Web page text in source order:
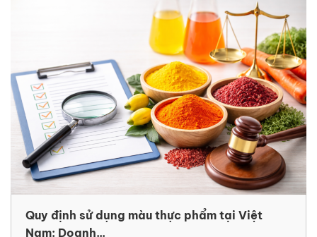
Quy định sử dụng màu thực phẩm tại Việt
Nam: Doanh...